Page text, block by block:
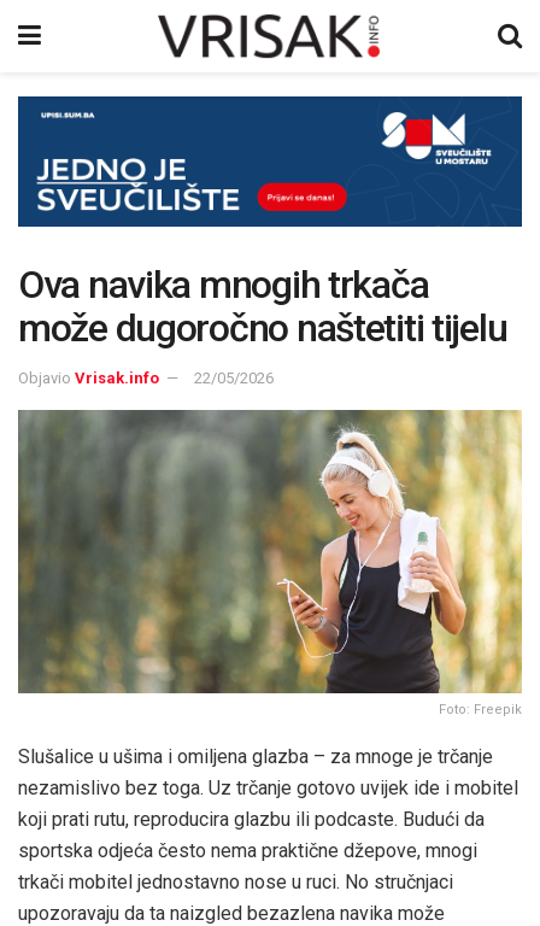
Ova navika mnogih trkača
može dugoročno naštetiti tijelu
Objavio Vrisak.info 22/05/2026
Foto: Freepik
Slušalice u ušima i omiljena glazba – za mnoge je trčanje
nezamislivo bez toga. Uz trčanje gotovo uvijek ide i mobitel
koji prati rutu, reproducira glazbu ili podcaste. Budući da
sportska odjeća često nema praktične džepove, mnogi
trkači mobitel jednostavno nose u ruci. No stručnjaci
upozoravaju da ta naizgled bezazlena navika može